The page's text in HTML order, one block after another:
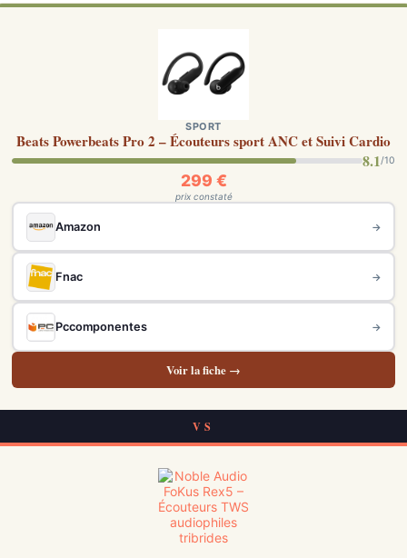
SPORT
Beats Powerbeats Pro 2 – Écouteurs sport ANC et Suivi Cardio
8.1/10
299 €
prix constaté
Amazon →
Fnac →
Pccomponentes →
Voir la fiche →
VS